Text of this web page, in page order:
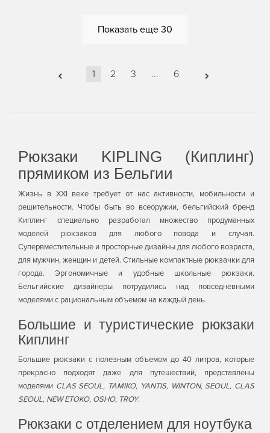
Показать еще 30
1 2 3 ... 6
Рюкзаки KIPLING (Киплинг)
прямиком из Бельгии
Жизнь в ХXI веке требует от нас активности, мобильности и
решительности. Чтобы быть во всеоружии, бельгийский бренд
Киплинг специально разработал множество продуманных
моделей рюкзаков для любого повода и случая.
Супервместительные и просторные дизайны для любого возраста,
для мужчин, женщин и детей. Стильные компактные рюкзачки для
города. Эргономичные и удобные школьные рюкзаки.
Бельгийские дизайнеры потрудились над повседневными
моделями с рациональным объемом на каждый день.
Большие и туристические рюкзаки
Киплинг
Большие рюкзаки с полезным объемом до 40 литров, которые
прекрасно подходят даже для путешествий, представлены
моделями CLAS SEOUL, TAMIKO, YANTIS, WINTON, SEOUL, CLAS
SEOUL, NEW ETOKO, OSHO, TROY.
Рюкзаки с отделением для ноутбука